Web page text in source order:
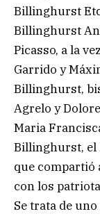
Billinghurst
Billinghurst
Picasso, a la
Garrido y
Billinghurst,
Agrelo y
Maria
Billinghurst, el
que compartió
con los
Se trata de